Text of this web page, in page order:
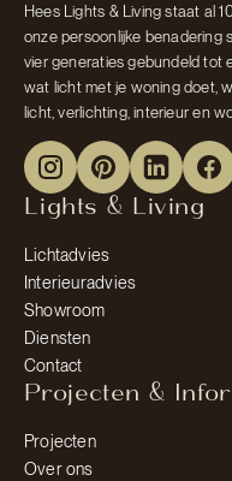
Hees Lights & Living staat al
onze persoonlijke benadering
vier generaties gebundeld tot
wat licht met je woning doet,
licht, verlichting, interieur en
Lights & Living
Lichtadvies
Interieuradvies
Showroom
Diensten
Contact
Projecten &
Projecten
Over ons